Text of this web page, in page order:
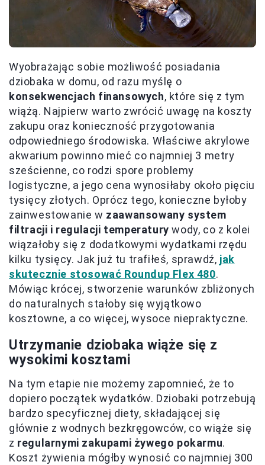
Wyobrażając sobie możliwość posiadania
dziobaka w domu, od razu myślę o
konsekwencjach finansowych, które się z tym
wiążą. Najpierw warto zwrócić uwagę na koszty
zakupu oraz konieczność przygotowania
odpowiedniego środowiska. Właściwe akrylowe
akwarium powinno mieć co najmniej 3 metry
sześcienne, co rodzi spore problemy
logistyczne, a jego cena wynosiłaby około pięciu
tysięcy złotych. Oprócz tego, konieczne byłoby
zainwestowanie w zaawansowany system
filtracji i regulacji temperatury wody, co z kolei
wiązałoby się z dodatkowymi wydatkami rzędu
kilku tysięcy. Jak już tu trafiłeś, sprawdź, jak
skutecznie stosować Roundup Flex 480.
Mówiąc krócej, stworzenie warunków zbliżonych
do naturalnych stałoby się wyjątkowo
kosztowne, a co więcej, wysoce niepraktyczne.
Utrzymanie dziobaka wiąże się z
wysokimi kosztami
Na tym etapie nie możemy zapomnieć, że to
dopiero początek wydatków. Dziobaki potrzebują
bardzo specyficznej diety, składającej się
głównie z wodnych bezkręgowców, co wiąże się
z regularnymi zakupami żywego pokarmu.
Koszt żywienia mógłby wynosić co najmniej 300